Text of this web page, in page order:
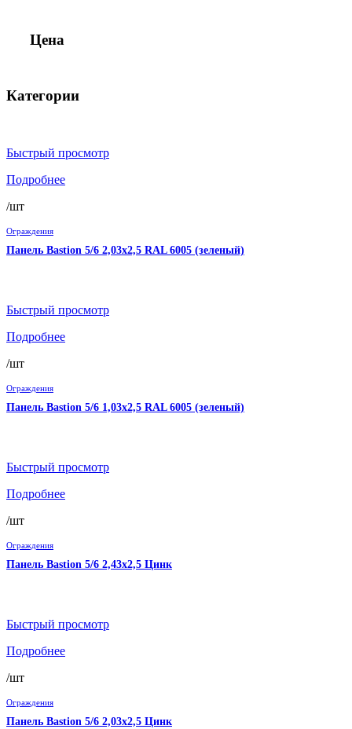
Цена
Категории
Быстрый просмотр
Подробнее
/шт
Ограждения
Панель Bastion 5/6 2,03х2,5 RAL 6005 (зеленый)
Быстрый просмотр
Подробнее
/шт
Ограждения
Панель Bastion 5/6 1,03х2,5 RAL 6005 (зеленый)
Быстрый просмотр
Подробнее
/шт
Ограждения
Панель Bastion 5/6 2,43х2,5 Цинк
Быстрый просмотр
Подробнее
/шт
Ограждения
Панель Bastion 5/6 2,03х2,5 Цинк